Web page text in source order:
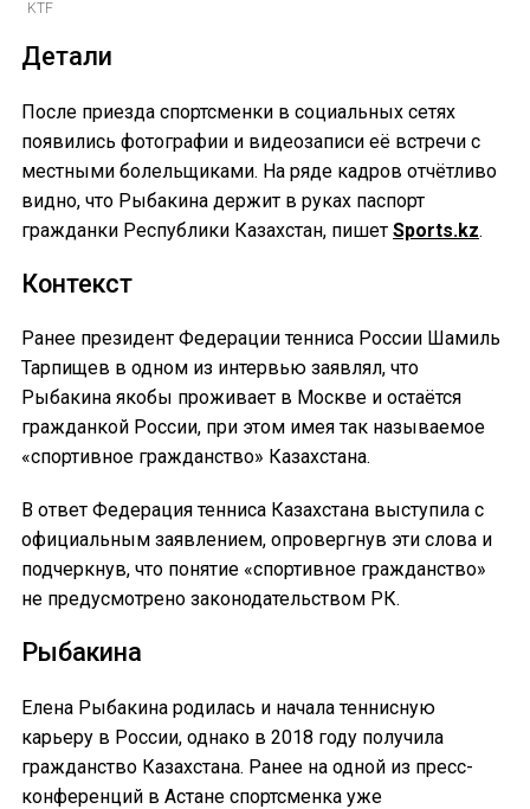
KTF
Детали
После приезда спортсменки в социальных сетях
появились фотографии и видеозаписи её встречи с
местными болельщиками. На ряде кадров отчётливо
видно, что Рыбакина держит в руках паспорт
гражданки Республики Казахстан, пишет Sports.kz.
Контекст
Ранее президент Федерации тенниса России Шамиль
Тарпищев в одном из интервью заявлял, что
Рыбакина якобы проживает в Москве и остаётся
гражданкой России, при этом имея так называемое
«спортивное гражданство» Казахстана.
В ответ Федерация тенниса Казахстана выступила с
официальным заявлением, опровергнув эти слова и
подчеркнув, что понятие «спортивное гражданство»
не предусмотрено законодательством РК.
Рыбакина
Елена Рыбакина родилась и начала теннисную
карьеру в России, однако в 2018 году получила
гражданство Казахстана. Ранее на одной из пресс-
конференций в Астане спортсменка уже